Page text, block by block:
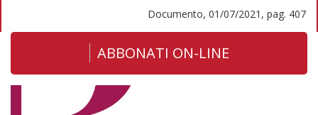
Documento, 01/07/2021, pag. 407
ABBONATI ON-LINE